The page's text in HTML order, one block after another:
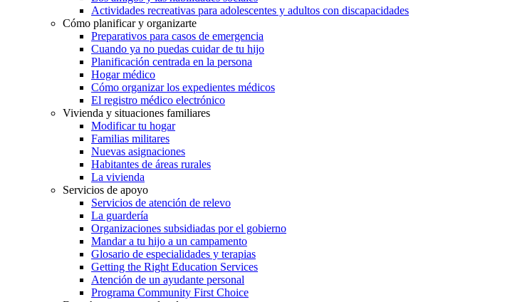
Actividades recreativas para adolescentes y adultos con discapacidades
Cómo planificar y organizarte
Preparativos para casos de emergencia
Cuando ya no puedas cuidar de tu hijo
Planificación centrada en la persona
Hogar médico
Cómo organizar los expedientes médicos
El registro médico electrónico
Vivienda y situaciones familiares
Modificar tu hogar
Familias militares
Nuevas asignaciones
Habitantes de áreas rurales
La vivienda
Servicios de apoyo
Servicios de atención de relevo
La guardería
Organizaciones subsidiadas por el gobierno
Mandar a tu hijo a un campamento
Glosario de especialidades y terapias
Getting the Right Education Services
Atención de un ayudante personal
Programa Community First Choice